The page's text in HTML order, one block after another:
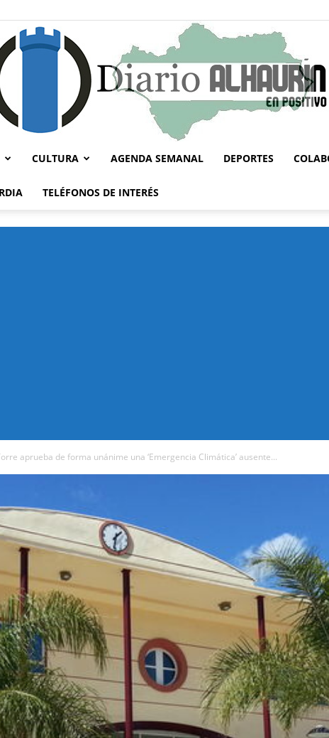
CULTURA AGENDA SEMANAL DEPORTES
TELÉFONOS DE INTERÉS
aprueba de forma unánime una ‘Emergencia Climática’ ausente...